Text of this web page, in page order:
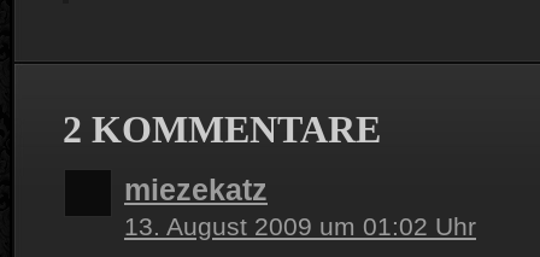
2 KOMMENTARE
miezekatz
13. August 2009 um 01:02 Uhr